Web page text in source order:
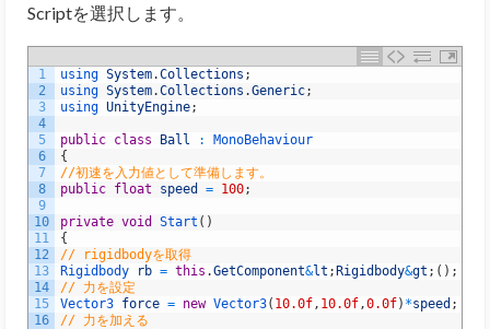
Scriptを選択します。
1
2
3
4
5
6
7
8
9
10
11
12
13
14
15
16
using System.Collections ;
using System.Collections .Generic;
using UnityEngine;
public class Ball :
MonoBehaviour
{
//初速を入力値として準備します。
public float speed = 100;
private void Start ( )
{
// rigidbodyを取得
Rigidbody
rb = this .GetComponent&lt ; Rigidbody&gt ; ( ) ;
// 力を設定
Vector3 force = new Vector3( 10.0f, 10.0f,0.0f) *speed ;
// 力を加える